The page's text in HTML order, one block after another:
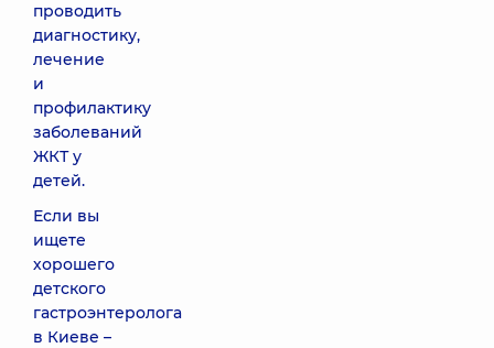
проводить
диагностику,
лечение
и
профилактику
заболеваний
ЖКТ у
детей.
Если вы
ищете
хорошего
детского
гастроэнтеролога
в Киеве –